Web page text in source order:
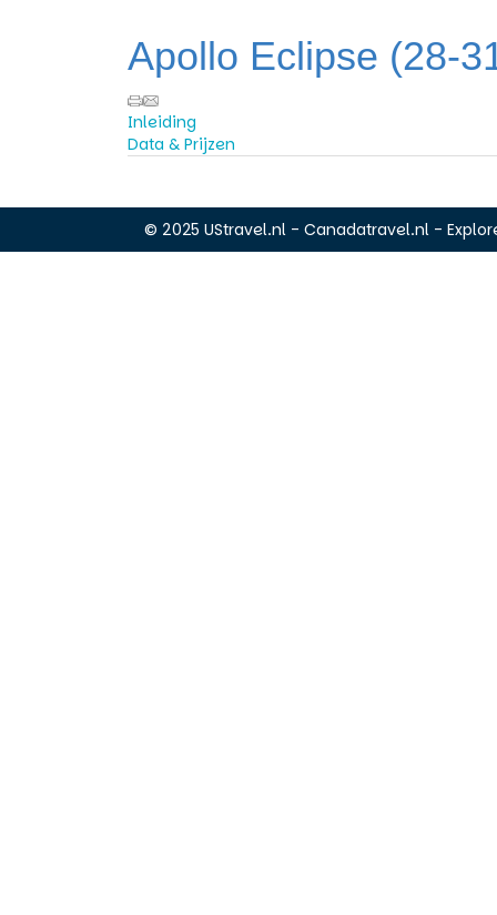
Apollo Eclipse (28-
Inleiding
Data & Prijzen
© 2025 UStravel.nl - Canadatravel.nl -